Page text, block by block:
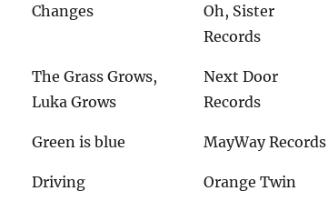
Changes
Oh, Sister
Records
The Grass Grows,
Luka Grows
Next Door
Records
Green is blue MayWay Records
Driving Orange Twin